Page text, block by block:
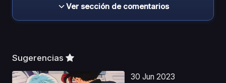
Ver sección de comentarios
Sugerencias
30 Jun 2023